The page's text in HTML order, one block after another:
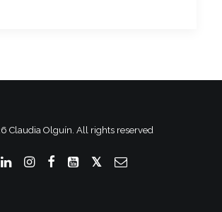
Claudia Olguín. All rights reserved